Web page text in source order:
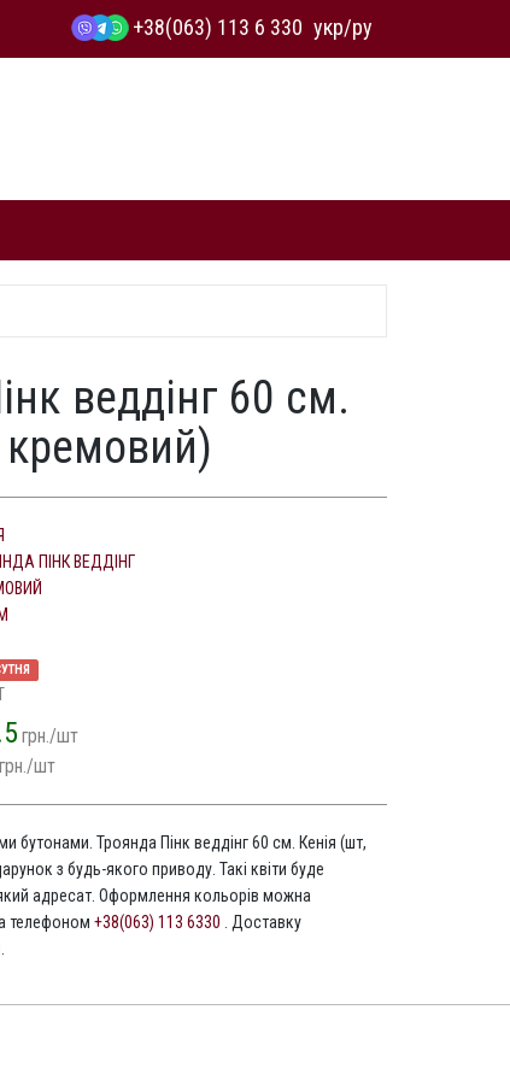
+38(063) 113 6 330 укр/ру
веддінг 60 см.
кремовий)
ПІНК ВЕДДІНГ
грн./шт
грн./шт
бутонами. Троянда Пінк веддінг 60 см. Кенія (шт,
з будь-якого приводу. Такі квіти буде
адресат. Оформлення кольорів можна
телефоном+38(063) 113 6330 . Доставку